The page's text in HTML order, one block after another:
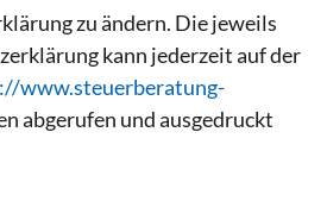
zu ändern. Die jeweils
kann jederzeit auf der
www.steuerberatung-
abgerufen und ausgedruckt